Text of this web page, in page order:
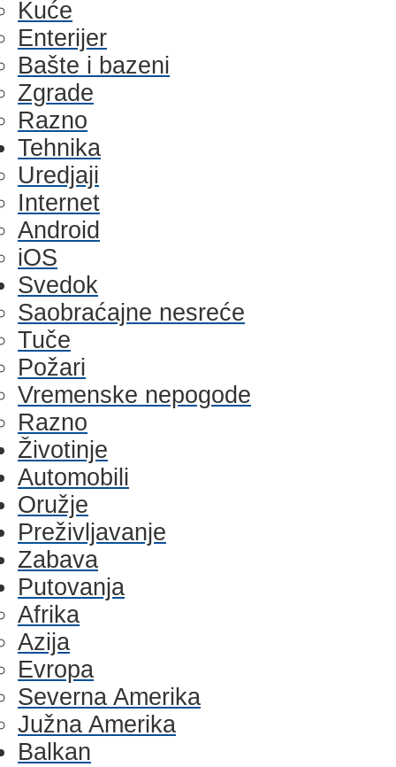
Kuće
Enterijer
Bašte i bazeni
Zgrade
Razno
Tehnika
Uredjaji
Internet
Android
iOS
Svedok
Saobraćajne nesreće
Tuče
Požari
Vremenske nepogode
Razno
Životinje
Automobili
Oružje
Preživljavanje
Zabava
Putovanja
Afrika
Azija
Evropa
Severna Amerika
Južna Amerika
Balkan